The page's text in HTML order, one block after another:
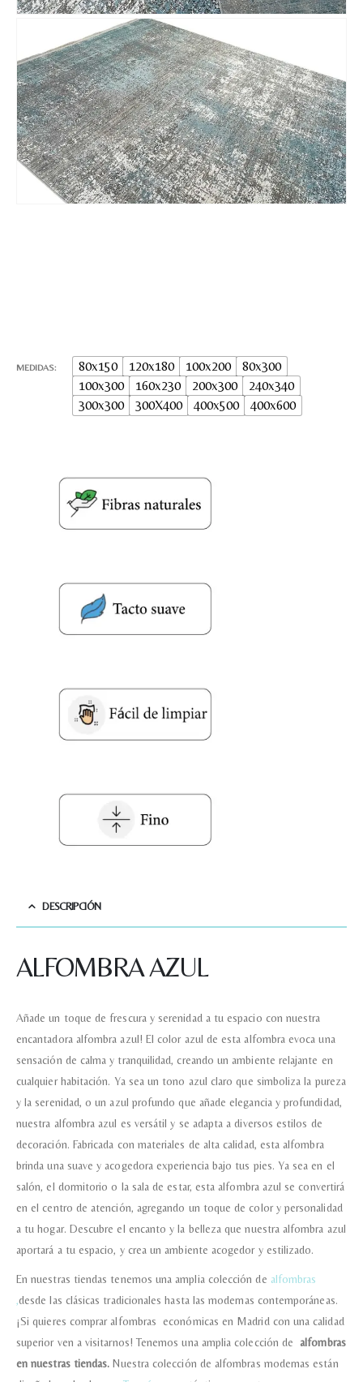
MEDIDAS 80x150 120x180 100x200
80x300
100x300
160x230 200x300
240x340
300x300
300X400 400x500 400x600
DESCRIPCIÓN
ALFOMBRA AZUL
Añade un toque de frescura y serenidad a tu espacio con nuestra
encantadora alfombra azul! El color azul de esta alfombra evoca una
sensación de calma y tranquilidad, creando un ambiente relajante en
cualquier habitación. Ya sea un tono azul claro que simboliza la pureza
y la serenidad, o un azul profundo que añade elegancia y profundidad,
nuestra alfombra azul es versátil y se adapta a diversos estilos de
decoración. Fabricada con materiales de alta calidad, esta alfombra
brinda una suave y acogedora experiencia bajo tus pies. Ya sea en el
salón, el dormitorio o la sala de estar, esta alfombra azul se convertirá
en el centro de atención, agregando un toque de color y personalidad
a tu hogar. Descubre el encanto y la belleza que nuestra alfombra azul
aportará a tu espacio, y crea un ambiente acogedor y estilizado.
En nuestras tiendas tenemos una amplia colección de alfombras
,desde las clásicas tradicionales hasta las modernas contemporáneas.
¡Si quieres comprar alfombras económicas en Madrid con una calidad
superior ven a visitarnos! Tenemos una amplia colección dealfombras
en nuestras tiendas.Nuestra colección de alfombras modernas están
Teléfono
Correo electronico*